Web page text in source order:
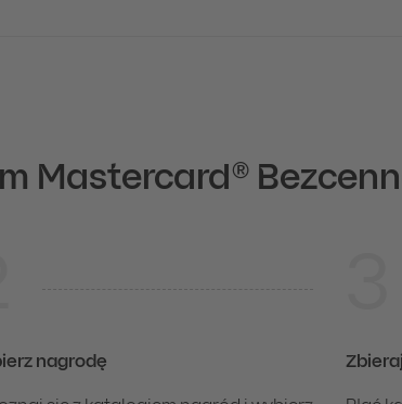
Mastercard®
nagrodę